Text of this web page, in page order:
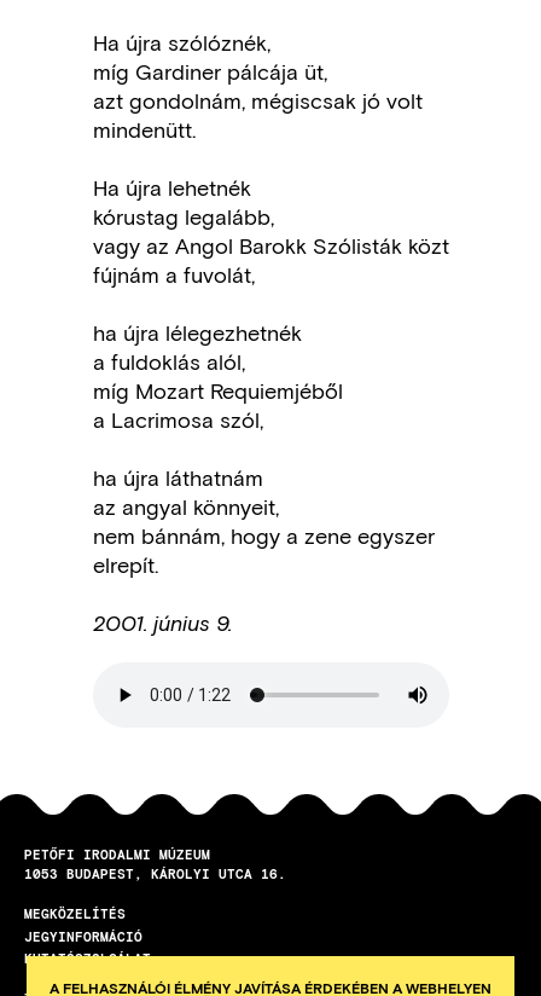
Ha újra szólóznék,
míg Gardiner pálcája üt,
azt gondolnám, mégiscsak jó volt
mindenütt.
Ha újra lehetnék
kórustag legalább,
vagy az Angol Barokk Szólisták közt
fújnám a fuvolát,
ha újra lélegezhetnék
a fuldoklás alól,
míg Mozart Requiemjéből
a Lacrimosa szól,
ha újra láthatnám
az angyal könnyeit,
nem bánnám, hogy a zene egyszer
elrepít.
2001. június 9.
PETŐFI IRODALMI MÚZEUM
1053
BUDAPEST KÁROLYI UTCA 16.
LÁBLÉC
MEGKÖZELÍTÉS
JEGYINFORMÁCIÓ
KUTATÓSZOLGÁLAT
A FELHASZNÁLÓI ÉLMÉNY JAVÍTÁSA ÉRDEKÉBEN A WEBHELYEN